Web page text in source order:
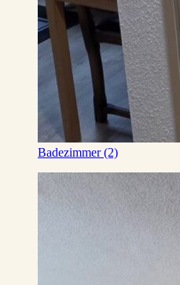
Badezimmer (2)